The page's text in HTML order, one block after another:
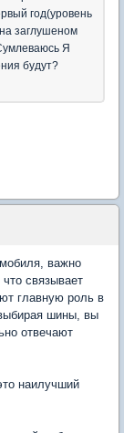
год(уровень
заглушеном
Я
будут?
важно
связывает
главную роль в
шины, вы
отвечают
наилучший